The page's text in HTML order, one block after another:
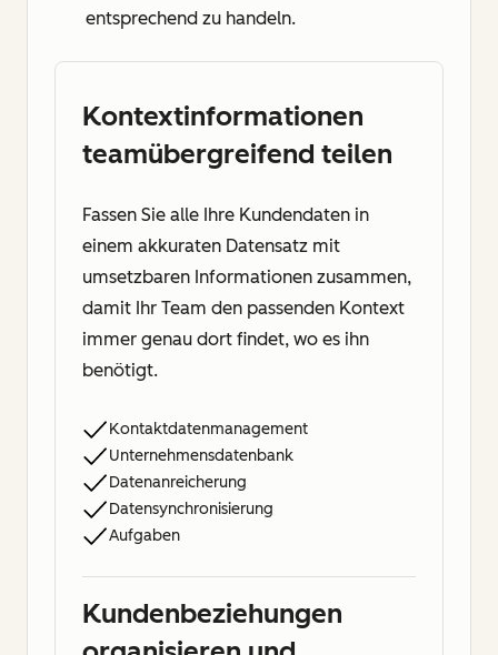
entsprechend zu handeln.
Kontextinformationen
teamübergreifend teilen
Fassen Sie alle Ihre Kundendaten in
einem akkuraten Datensatz mit
umsetzbaren Informationen zusammen,
damit Ihr Team den passenden Kontext
immer genau dort findet, wo es ihn
benötigt.
Kontaktdatenmanagement
Unternehmensdatenbank
Datenanreicherung
Datensynchronisierung
Aufgaben
Kundenbeziehungen